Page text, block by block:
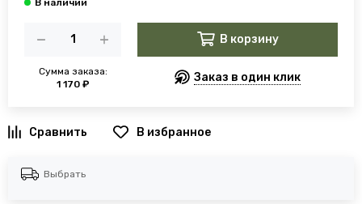
Сумма заказа:
1 170 ₽
В корзину
Заказ в один клик
В избранное
Выбрать